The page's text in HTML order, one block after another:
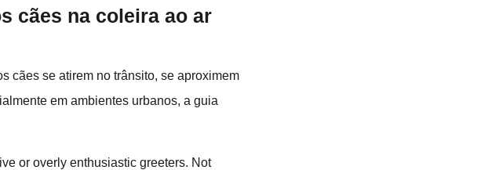
cães na coleira ao ar
cães se atirem no trânsito, se aproximem
em ambientes urbanos, a guia
or overly enthusiastic greeters. Not